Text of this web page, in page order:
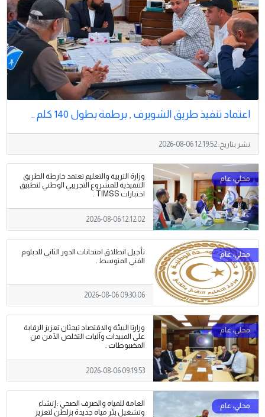
اعتماد تنفيذ طريق الشويرف , برطمة بطول 140 كلم ..
نشر بتاريخ:2026-08-06 12:19:52
وزارة التربية والتعليم تعتمد خارطة الطريق
التنفيذية للمشروع التجريبي الوطني لتطبيق
اختبارات TIMSS .
2026-08-06 12:12:02
تأجيل انطلاق امتحانات الدور الثاني للدبلوم
الفني المتوسط .
2026-08-06 09:30:06
وزارتا البيئة والاقتصاد تبحثان تعزيز الرقابة
على المبيدات وآليات التخلص الآمن من
المضبوطات .
2026-08-06 09:19:53
العامة للمياه والصرف الصحي : إنشاء
وتشغيل بئر مياه جديدة بزلطن لتعزيز